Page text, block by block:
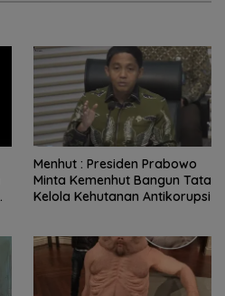
Menhut : Presiden Prabowo
Minta Kemenhut Bangun Tata
Kelola Kehutanan Antikorupsi